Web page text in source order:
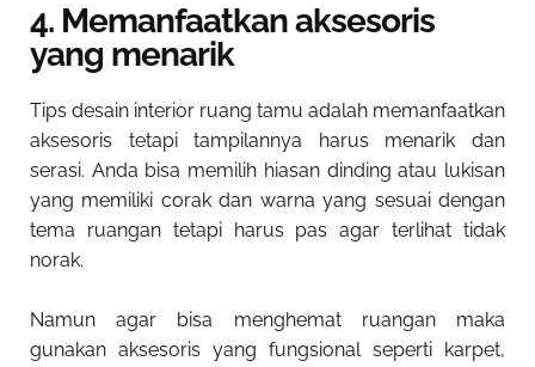
4. Memanfaatkan aksesoris
yang menarik
Tips desain interior ruang tamu adalah memanfaatkan
aksesoris tetapi tampilannya harus menarik dan
serasi. Anda bisa memilih hiasan dinding atau lukisan
yang memiliki corak dan warna yang sesuai dengan
tema ruangan tetapi harus pas agar terlihat tidak
norak.
Namun agar bisa menghemat ruangan maka
gunakan aksesoris yang fungsional seperti karpet,